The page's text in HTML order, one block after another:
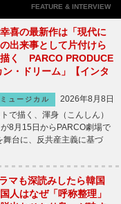
FEATURE & INTERVIEW
喜の最新作は「現代に
出来事として片付けら
く PARCO PRODUCE
・ドリーム」【インタ
ュージカル
2026年8月8日
で描く、渾身（こんしん）
8月15日からPARCO劇場で
舞台に、反共産主義に基づ
マも深読みしたら韓国
人はなぜ「呼称整理」